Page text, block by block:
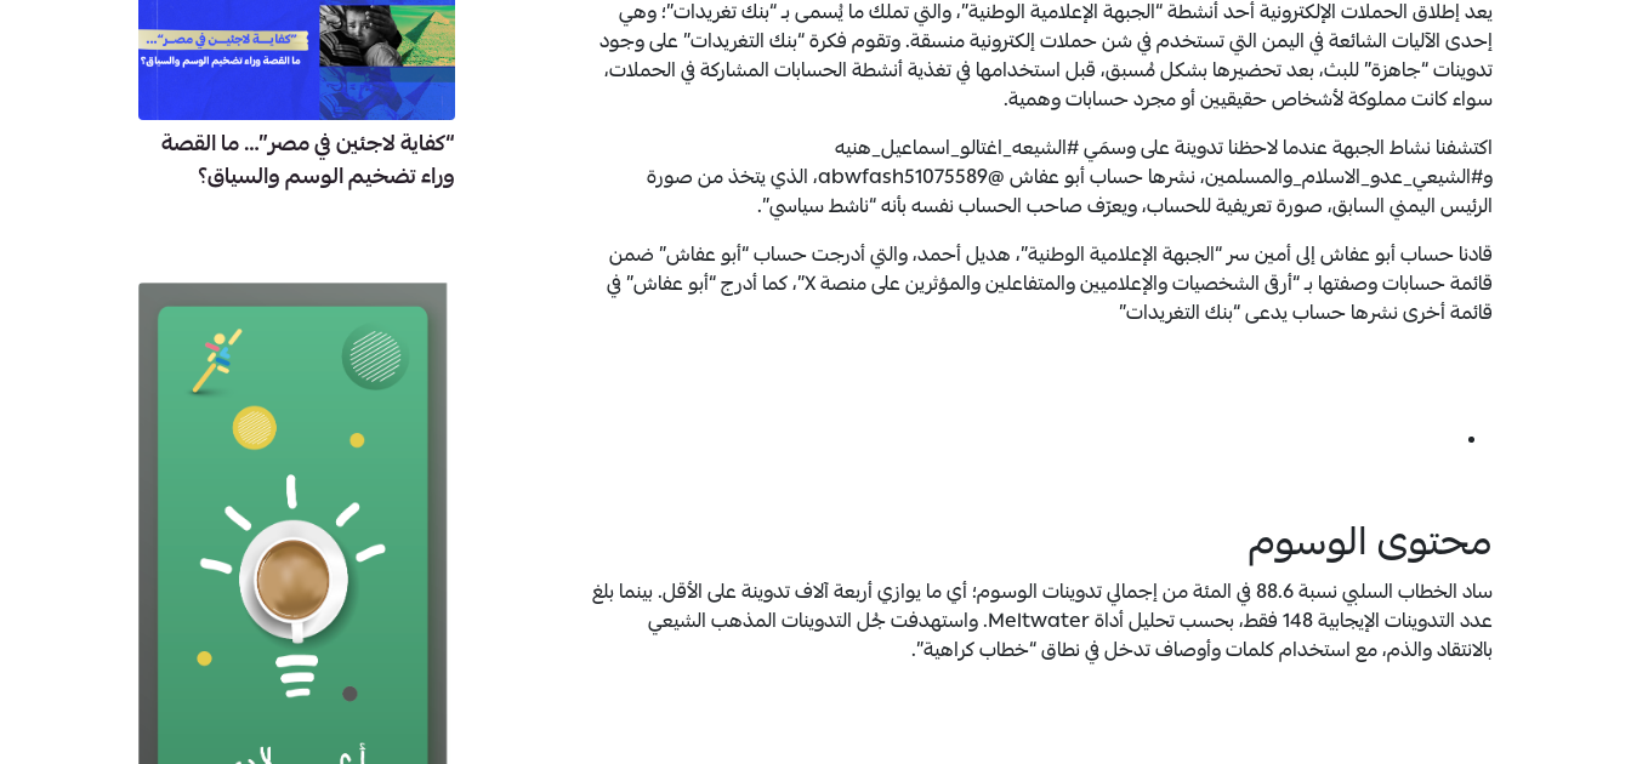
يعد إطلاق الحملات الإلكترونية أحد أنشطة “الجبهة الإعلامية الوطنية”، والتي تملك ما يُسمى بـ “بنك تغريدات”؛ وهي
إحدى الآليات الشائعة في اليمن التي تستخدم في شن حملات إلكترونية منسقة. وتقوم فكرة “بنك التغريدات” على وجود
تدوينات “جاهزة” للبث، بعد تحضيرها بشكل مُسبق، قبل استخدامها في تغذية أنشطة الحسابات المشاركة في الحملات،
سواء كانت مملوكة لأشخاص حقيقيين أو مجرد حسابات وهمية.
اكتشفنا نشاط الجبهة عندما لاحظنا تدوينة على وسمَي #الشيعه_اغتالو_اسماعيل_هنيه
و#الشيعي_عدو_الاسلام_والمسلمين، نشرها حساب أبو عفاش @abwfash51075589، الذي يتخذ من صورة
الرئيس اليمني السابق، صورة تعريفية للحساب، ويعرّف صاحب الحساب نفسه بأنه “ناشط سياسي”.
قادنا حساب أبو عفاش إلى أمين سر “الجبهة الإعلامية الوطنية”، هديل أحمد، والتي أدرجت حساب “أبو عفاش” ضمن
قائمة حسابات وصفتها بـ “أرقى الشخصيات والإعلاميين والمتفاعلين والمؤثرين على منصة X”، كما أدرج “أبو عفاش” في
قائمة أخرى نشرها حساب يدعى “بنك التغريدات”
محتوى الوسوم
ساد الخطاب السلبي نسبة 88.6 في المئة من إجمالي تدوينات الوسوم؛ أي ما يوازي أربعة آلاف تدوينة على الأقل. بينما بلغ
عدد التدوينات الإيجابية 148 فقط، بحسب تحليل أداة Meltwater. واستهدفت جُل التدوينات المذهب الشيعي
بالانتقاد والذم، مع استخدام كلمات وأوصاف تدخل في نطاق “خطاب كراهية”.
“كفاية لاجئين في مصر”… ما القصة
وراء تضخيم الوسم والسياق؟